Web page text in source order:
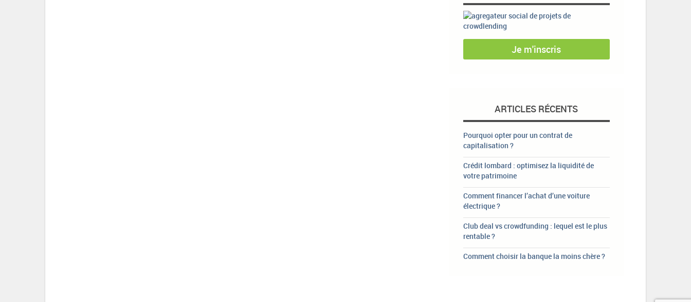
Je m'inscris
ARTICLES RÉCENTS
Pourquoi opter pour un contrat de
capitalisation ?
Crédit lombard : optimisez la liquidité de
votre patrimoine
Comment financer l’achat d’une voiture
électrique ?
Club deal vs crowdfunding : lequel est le plus
rentable ?
Comment choisir la banque la moins chère ?